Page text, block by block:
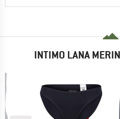
INTIMO LANA